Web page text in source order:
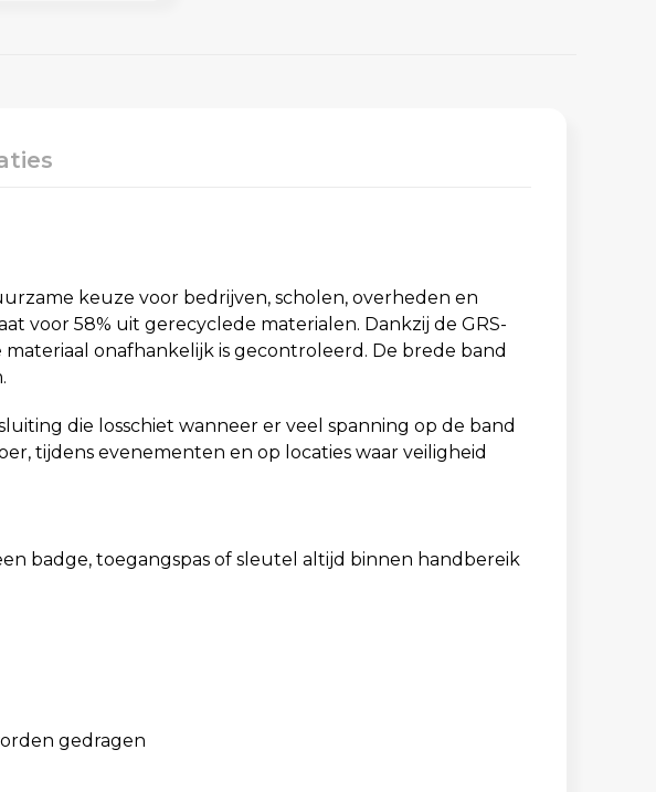
keuze voor bedrijven, scholen, overheden en
voor 58% uit gerecyclede materialen. Dankzij de GRS-
onafhankelijk is gecontroleerd. De brede band
die losschiet wanneer er veel spanning op de band
tijdens evenementen en op locaties waar veiligheid
badge, toegangspas of sleutel altijd binnen handbereik
gedragen